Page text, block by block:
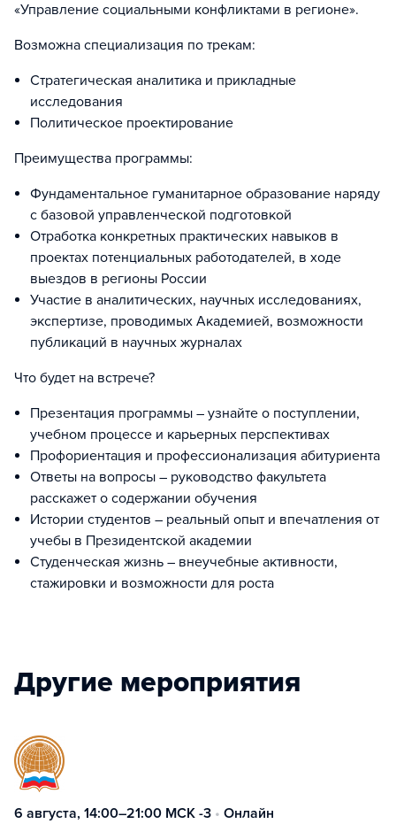
«Управление социальными конфликтами в регионе».
Возможна специализация по трекам:
Стратегическая аналитика и прикладные
исследования
Политическое проектирование
Преимущества программы:
Фундаментальное гуманитарное образование наряду
с базовой управленческой подготовкой
Отработка конкретных практических навыков в
проектах потенциальных работодателей, в ходе
выездов в регионы России
Участие в аналитических, научных исследованиях,
экспертизе, проводимых Академией, возможности
публикаций в научных журналах
Что будет на встрече?
Презентация программы – узнайте о поступлении,
учебном процессе и карьерных перспективах
Профориентация и профессионализация абитуриента
Ответы на вопросы – руководство факультета
расскажет о содержании обучения
Истории студентов – реальный опыт и впечатления от
учебы в Президентской академии
Студенческая жизнь – внеучебные активности,
стажировки и возможности для роста
Другие мероприятия
6 августа, 14:00–21:00 МСК -3 • Онлайн